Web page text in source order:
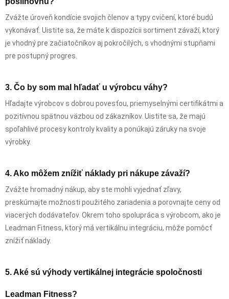
Zvážte úroveň kondície svojich členov a typy cvičení, ktoré budú
vykonávať. Uistite sa, že máte k dispozícii sortiment závaží, ktorý
je vhodný pre začiatočníkov aj pokročilých, s vhodnými stupňami
pre postupný progres.
3. Čo by som mal hľadať u výrobcu váhy?
Hľadajte výrobcov s dobrou povesťou, priemyselnými certifikátmi a
pozitívnou spätnou väzbou od zákazníkov. Uistite sa, že majú
spoľahlivé procesy kontroly kvality a ponúkajú záruky na svoje
výrobky.
4. Ako môžem znížiť náklady pri nákupe závaží?
Zvážte hromadný nákup, aby ste mohli vyjednať zľavy,
preskúmajte možnosti použitého zariadenia a porovnajte ceny od
viacerých dodávateľov. Okrem toho spolupráca s výrobcom, ako je
Leadman Fitness, ktorý má vertikálnu integráciu, môže pomôcť
znížiť náklady.
5. Aké sú výhody vertikálnej integrácie spoločnosti
Leadman Fitness?